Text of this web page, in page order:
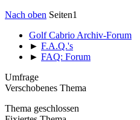
Nach oben Seiten1
Golf Cabrio Archiv-Forum
► F.A.Q.'s
► FAQ: Forum
Umfrage
Verschobenes Thema
Thema geschlossen